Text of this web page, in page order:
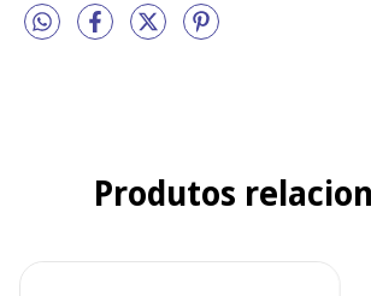
Produtos